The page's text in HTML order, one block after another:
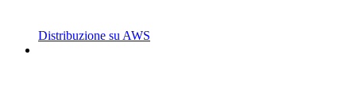
Distribuzione su AWS